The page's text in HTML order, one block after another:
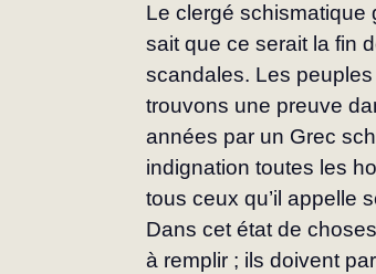
Le clergé schismatique
sait que ce serait la fin
scandales. Les
trouvons une preuve
années par un Grec
indignation toutes les
tous ceux qu’il appelle
Dans cet état de
à rem­plir ; ils doivent